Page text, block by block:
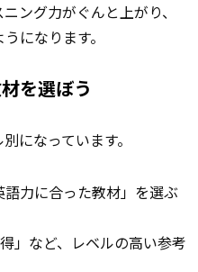
ング力がぐんと上がり、
になります。
を選ぼう
になっています。
力に合った教材」を選ぶ
」など、レベルの高い参考